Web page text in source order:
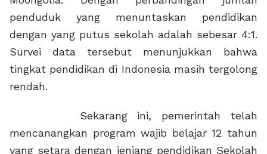
penduduk yang menuntaskan pendidikan
dengan yang putus sekolah adalah sebesar 4:1.
Survei data tersebut menunjukkan bahwa
tingkat pendidikan di Indonesia masih tergolong
rendah.
Sekarang ini, pemerintah telah
mencanangkan program wajib belajar 12 tahun
yang setara dengan jenjang pendidikan Sekolah